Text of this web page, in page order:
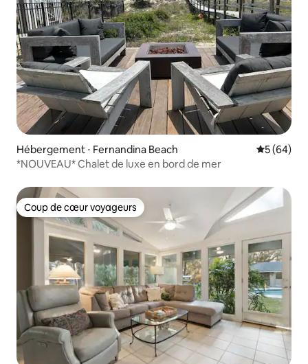
Hébergement ⋅ Fernandina Beach
5 (64)
*NOUVEAU* Chalet de luxe en bord de mer
Coup de cœur voyageurs
Coup de cœur voyageurs